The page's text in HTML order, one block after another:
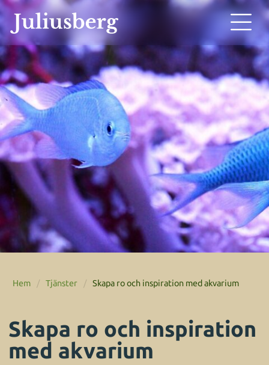
Hem / Tjänster / Skapa ro och inspiration med akvarium
Skapa ro och inspiration
med akvarium